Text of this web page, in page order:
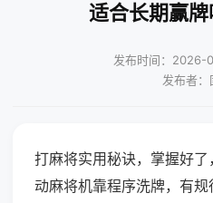
适合长期赢
发布时间：2026-
发布者：
打麻将实用秘诀，掌握好
动麻将机靠程序洗牌，有